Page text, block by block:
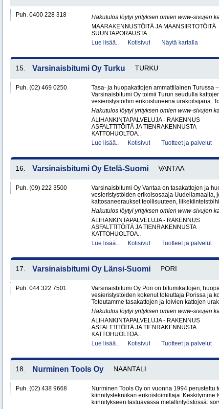
Puh. 0400 228 318
Hakutulos löytyi yrityksen omien www-sivujen
MAARAKENNUSTÖITÄ JA MAANSIIRTOTÖITÄ
SUUNTAPORAUSTA
Lue lisää..
Kotisivut Näytä kartalla
15. Varsinaisbitumi Oy Turku TURKU
Puh. (02) 469 0250
Tasa- ja huopakattojen ammattilainen Turussa
Varsinaisbitumi Oy toimii Turun seudulla
vesieristystöihin erikoistuneena urakoitsijana.
Hakutulos löytyi yrityksen omien www-sivujen
ALIHANKINTAPALVELUJA - RAKENNUS
ASFALTTITÖITÄ JA TIENRAKENNUSTA
KATTOHUOLTOA..
Lue lisää..
Kotisivut Tuotteet ja palvelut
16. Varsinaisbitumi Oy Etelä-Suomi VANTAA
Puh. (09) 222 3500
Varsinaisbitumi Oy Vantaa on tasakattojen ja
vesieristystöiden erikoisosaaja Uudellamaalla,
kattosaneeraukset teollisuuteen,
Hakutulos löytyi yrityksen omien www-sivujen
ALIHANKINTAPALVELUJA - RAKENNUS
ASFALTTITÖITÄ JA TIENRAKENNUSTA
KATTOHUOLTOA..
Lue lisää..
Kotisivut Tuotteet ja palvelut
17. Varsinaisbitumi Oy Länsi-Suomi PORI
Puh. 044 322 7501
Varsinaisbitumi Oy Pori on bitumikattojen,
vesieristystöiden kokenut toteuttaja Porissa ja
Toteutamme tasakattojen ja loivien kattojen
Hakutulos löytyi yrityksen omien www-sivujen
ALIHANKINTAPALVELUJA - RAKENNUS
ASFALTTITÖITÄ JA TIENRAKENNUSTA
KATTOHUOLTOA..
Lue lisää..
Kotisivut Tuotteet ja palvelut
18. Nurminen Tools Oy NAANTALI
Puh. (02) 438 9668
Nurminen Tools Oy on vuonna 1994 perustettu
kiinnitystekniikan erikoistoimittaja. Keskitymme
kiinnitykseen lastuavassa metallintyöstössä: